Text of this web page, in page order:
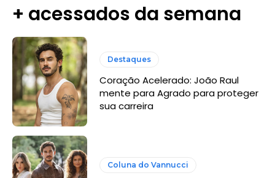
+ acessados da semana
Destaques
Coração Acelerado: João Raul
mente para Agrado para proteger
sua carreira
Coluna do Vannucci